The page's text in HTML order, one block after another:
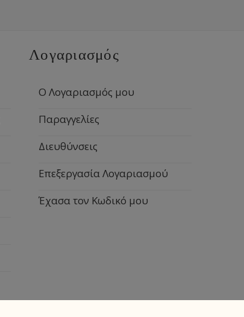
Λογαριασμός
Ο Λογαριασμός μου
Παραγγελίες
Διευθύνσεις
Επεξεργασία Λογαριασμού
Έχασα τον Κωδικό μου